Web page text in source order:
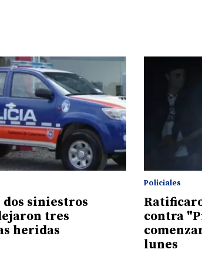
dos siniestros
tres
heridas
Policiales
contra
lunes